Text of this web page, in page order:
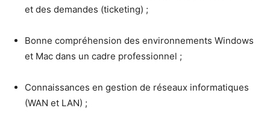
et des demandes (ticketing) ;
Bonne compréhension des environnements Windows
et Mac dans un cadre professionnel ;
Connaissances en gestion de réseaux informatiques
(WAN et LAN) ;